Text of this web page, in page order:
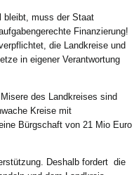
bleibt, muss der Staat
Finanzierung!
die Landkreise und
in eigener Verantwortung
des Landkreises sind
Kreise mit
Bürgschaft von 21 Mio Euro
Deshalb fordert die